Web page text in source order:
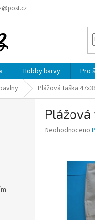
Hobby barvy Pro
Plážová taška
Plážová
Průměrné
Neohodnoceno